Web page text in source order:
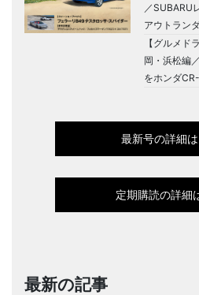
／SUBARU
アウトラン
【グルメド
岡・浜松編
をホンダ
最新号の詳細
定期購読の詳細
最新の記事